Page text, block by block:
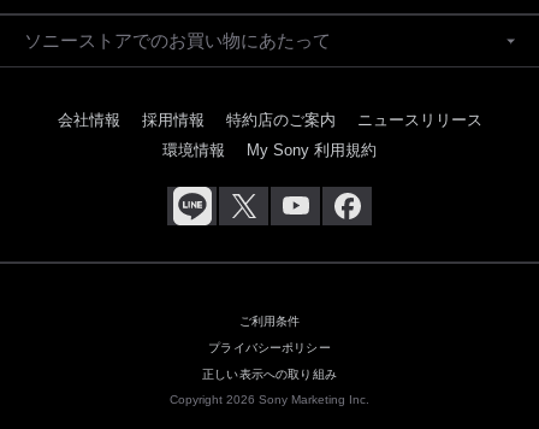
ソニーストアでのお買い物にあたって
会社情報 採用情報 特約店のご案内
ニュースリリース
環境情報
My Sony 利用規約
ご利用条件
プライバシーポリシー
正しい表示への取り組み
Copyright 2026 Sony Marketing Inc.